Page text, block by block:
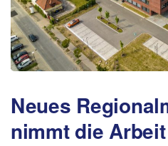
Neues
nimmt die